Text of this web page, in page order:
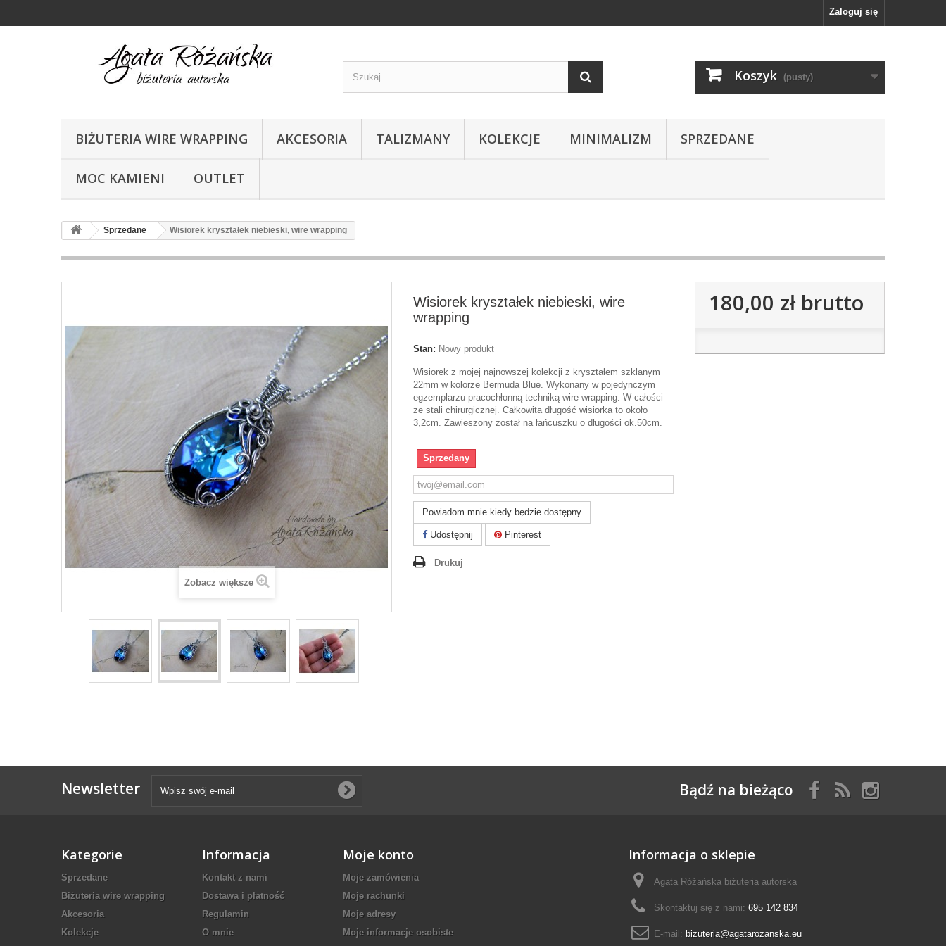
Zaloguj się
Koszyk (pusty)
BIŻUTERIA WIRE WRAPPING AKCESORIA TALIZMANY KOLEKCJE MINIMALIZM SPRZEDANE
MOC KAMIENI OUTLET
Sprzedane Wisiorek kryształek niebieski, wire wrapping
Zobacz większe
Wisiorek kryształek niebieski, wire
wrapping
Stan: Nowy produkt
Wisiorek z mojej najnowszej kolekcji z kryształem szklanym
22mm w kolorze Bermuda Blue. Wykonany w pojedynczym
egzemplarzu pracochłonną techniką wire wrapping. W całości
ze stali chirurgicznej. Całkowita długość wisiorka to około
3,2cm. Zawieszony został na łańcuszku o długości ok.50cm.
Sprzedany
Powiadom mnie kiedy będzie dostępny
Udostępnij Pinterest
Drukuj
180,00 złbrutto
Newsletter Bądź na bieżąco
Kategorie
Sprzedane
Biżuteria wire wrapping
Akcesoria
Kolekcje
Informacja
Kontakt z nami
Dostawa i płatność
Regulamin
O mnie
Moje konto
Moje zamówienia
Moje rachunki
Moje adresy
Moje informacje osobiste
Informacja o sklepie
Agata Różańska biżuteria autorska
Skontaktuj się z nami: 695 142 834
E-mail: bizuteria@agatarozanska.eu